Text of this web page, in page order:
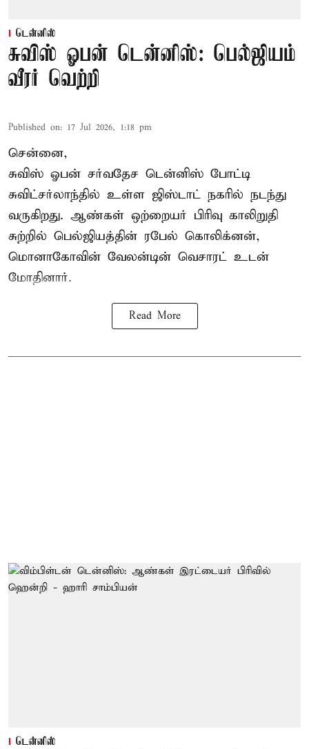
டென்னிஸ்
சுவிஸ் ஓபன் டென்னிஸ்: பெல்ஜியம்
வீரர் வெற்றி
Published on: 17 Jul 2026, 1:18 pm
சென்னை,
சுவிஸ் ஓபன் சர்வதேச டென்னிஸ் போட்டி
சுவிட்சர்லாந்தில் உள்ள ஜிஸ்டாட் நகரில் நடந்து
வருகிறது. ஆண்கள் ஒற்றையர் பிரிவு காலிறுதி
சுற்றில் பெல்ஜியத்தின் ரபேல் கொலிக்னன்,
மொனாகோவின் வேலன்டின் வெசாரட் உடன்
மோதினார்.
Read More
டென்னிஸ்